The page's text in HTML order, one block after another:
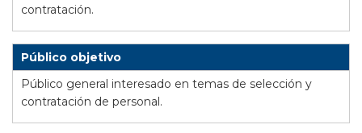
contratación.
Público objetivo
Público general interesado en temas de selección y
contratación de personal.